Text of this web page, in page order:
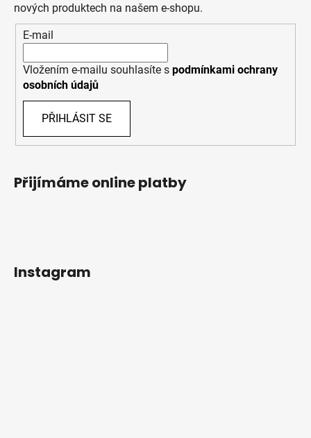
nových produktech na našem e-shopu.
E-mail
Vložením e-mailu souhlasíte s podmínkami ochrany
osobních údajů
PŘIHLÁSIT SE
Přijímáme online platby
Instagram